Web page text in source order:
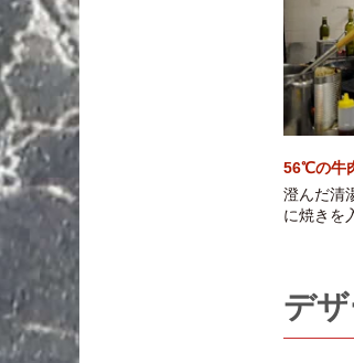
56℃の牛
澄んだ清
に焼きを
デザ